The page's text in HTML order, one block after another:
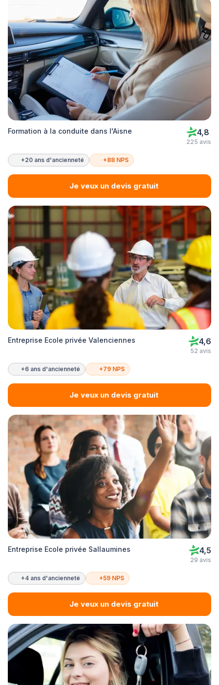
Formation à la conduite dans l'Aisne 4,8
225 avis
+20 ans d'ancienneté +88 NPS
Je veux un devis gratuit
Entreprise Ecole privée Valenciennes 4,6
52 avis
+6 ans d'ancienneté +79 NPS
Je veux un devis gratuit
Entreprise Ecole privée Sallaumines 4,5
29 avis
+4 ans d'ancienneté +59 NPS
Je veux un devis gratuit